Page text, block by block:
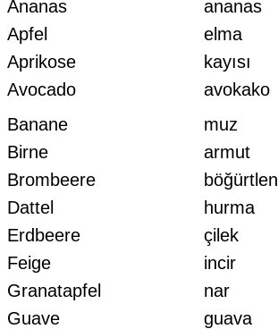
Ananas
ananas
Apfel
elma
Aprikose
kayısı
Avocado
avokako
Banane
muz
Birne
armut
Brombeere
böğürtlen
Dattel
hurma
Erdbeere
çilek
Feige
incir
Granatapfel
nar
Guave
guava